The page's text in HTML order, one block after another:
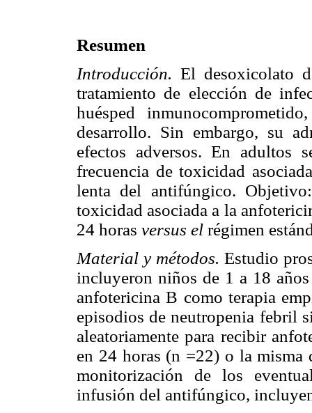
Resumen
Introducción. El desoxicolato
tratamiento de elección de
huésped
desarrollo. Sin embargo, su
efectos adversos. En adultos
frecuencia de toxicidad
lenta del antifúngico.
toxicidad asociada a la
24 horas versus el régimen
Material y métodos. Estudio
incluyeron niños de 1 a 18
anfotericina B como terapia
episodios de neutropenia febril
aleatoriamente para recibir
en 24 horas (n =22) o la
monitorización de los
infusión del antifúngico,